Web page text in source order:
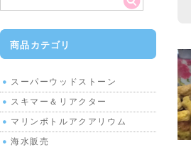
商品カテゴリ
スーパーウッドストーン
スキマー＆リアクター
マリンボトルアクアリウム
海水販売